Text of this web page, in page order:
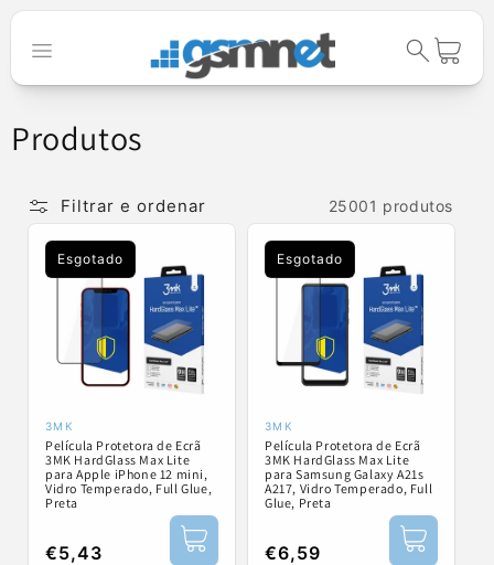
Saltar para o
Carrinho
C
Produtos
Filtrar e ordenar 25001 produtos
Esgotado
Fornecedor:
3MK
Película Protetora de Ecrã
3MK HardGlass Max Lite
para Apple iPhone 12 mini,
Vidro Temperado, Full Glue,
Preta
Preço
€5,43
Esgotado
Fornecedor:
3MK
Película Protetora de Ecrã
3MK HardGlass Max Lite
para Samsung Galaxy A21s
A217, Vidro Temperado, Full
Glue, Preta
Preço
€6,59